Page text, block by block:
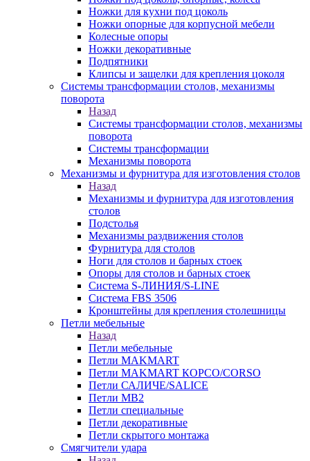
Ножки для кухни под цоколь
Ножки опорные для корпусной мебели
Колесные опоры
Ножки декоративные
Подпятники
Клипсы и защелки для крепления цоколя
Системы трансформации столов, механизмы
поворота
Назад
Системы трансформации столов, механизмы
поворота
Системы трансформации
Механизмы поворота
Механизмы и фурнитура для изготовления столов
Назад
Механизмы и фурнитура для изготовления
столов
Подстолья
Механизмы раздвижения столов
Фурнитура для столов
Ноги для столов и барных стоек
Опоры для столов и барных стоек
Система S-ЛИНИЯ/S-LINE
Система FBS 3506
Кронштейны для крепления столешницы
Петли мебельные
Назад
Петли мебельные
Петли MAKMART
Петли MAKMART КОРСО/CORSO
Петли САЛИЧЕ/SALICE
Петли MB2
Петли специальные
Петли декоративные
Петли скрытого монтажа
Смягчители удара